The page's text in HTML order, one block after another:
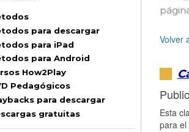
para descargar
para iPad
para Android
How2Play
Pedagógicos
para descargar
gratuitas
Volver
Esta
para el